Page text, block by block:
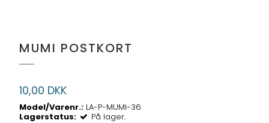
MUMI POSTKORT
10,00 DKK
Model/Varenr.: LA-P-MUMI-36
Lagerstatus:
På lager.